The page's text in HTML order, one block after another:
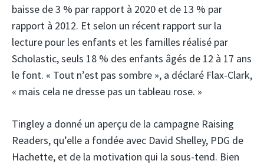
baisse de 3 % par rapport à 2020 et de 13 % par
rapport à 2012. Et selon un récent rapport sur la
lecture pour les enfants et les familles réalisé par
Scholastic, seuls 18 % des enfants âgés de 12 à 17 ans
le font. « Tout n’est pas sombre », a déclaré Flax-Clark,
« mais cela ne dresse pas un tableau rose. »
Tingley a donné un aperçu de la campagne Raising
Readers, qu’elle a fondée avec David Shelley, PDG de
Hachette, et de la motivation qui la sous-tend. Bien